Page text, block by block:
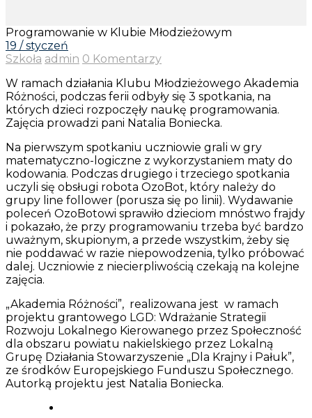
Programowanie w Klubie Młodzieżowym
19 / styczeń
Szkoła admin 0 Komentarzy
W ramach działania Klubu Młodzieżowego Akademia
Różności, podczas ferii odbyły się 3 spotkania, na
których dzieci rozpoczęły naukę programowania.
Zajęcia prowadzi pani Natalia Boniecka.
Na pierwszym spotkaniu uczniowie grali w gry
matematyczno-logiczne z wykorzystaniem maty do
kodowania. Podczas drugiego i trzeciego spotkania
uczyli się obsługi robota OzoBot, który należy do
grupy line follower (porusza się po linii). Wydawanie
poleceń OzoBotowi sprawiło dzieciom mnóstwo frajdy
i pokazało, że przy programowaniu trzeba być bardzo
uważnym, skupionym, a przede wszystkim, żeby się
nie poddawać w razie niepowodzenia, tylko próbować
dalej. Uczniowie z niecierpliwością czekają na kolejne
zajęcia.
„Akademia Różności”, realizowana jest w ramach
projektu grantowego LGD: Wdrażanie Strategii
Rozwoju Lokalnego Kierowanego przez Społeczność
dla obszaru powiatu nakielskiego przez Lokalną
Grupę Działania Stowarzyszenie „Dla Krajny i Pałuk”,
ze środków Europejskiego Funduszu Społecznego.
Autorką projektu jest Natalia Boniecka.